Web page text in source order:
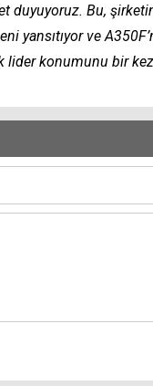
duyuyoruz. Bu,
yansıtıyor ve
lider konumunu bir